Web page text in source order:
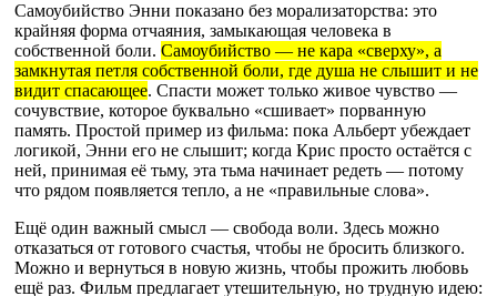
Самоубийство Энни показано без морализаторства: это
крайняя форма отчаяния, замыкающая человека в
собственной боли. Самоубийство — не кара «сверху», а
замкнутая петля собственной боли, где душа не слышит и не
видит спасающее. Спасти может только живое чувство —
сочувствие, которое буквально «сшивает» порванную
память. Простой пример из фильма: пока Альберт убеждает
логикой, Энни его не слышит; когда Крис просто остаётся с
ней, принимая её тьму, эта тьма начинает редеть — потому
что рядом появляется тепло, а не «правильные слова».
Ещё один важный смысл — свобода воли. Здесь можно
отказаться от готового счастья, чтобы не бросить близкого.
Можно и вернуться в новую жизнь, чтобы прожить любовь
ещё раз. Фильм предлагает утешительную, но трудную идею: